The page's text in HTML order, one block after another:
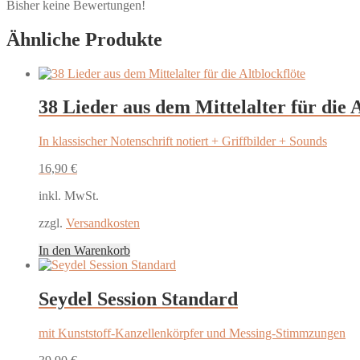
Bisher keine Bewertungen!
Ähnliche Produkte
38 Lieder aus dem Mittelalter für die
In klassischer Notenschrift notiert + Griffbilder + Sounds
16,90 €
inkl. MwSt.
zzgl. Versandkosten
In den Warenkorb
Seydel Session Standard
mit Kunststoff-Kanzellenkörpfer und Messing-Stimmzungen